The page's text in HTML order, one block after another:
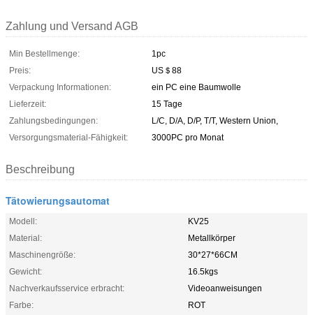
Zahlung und Versand AGB
Min Bestellmenge:
1pc
Preis:
US＄88
Verpackung Informationen:
ein PC eine Baumwolle
Lieferzeit:
15 Tage
Zahlungsbedingungen:
L/C, D/A, D/P, T/T, Western Union,
Versorgungsmaterial-Fähigkeit:
3000PC pro Monat
Beschreibung
Tätowierungsautomat
Modell:
KV25
Material:
Metallkörper
Maschinengröße:
30*27*66CM
Gewicht:
16.5kgs
Nachverkaufsservice erbracht:
Videoanweisungen
Farbe:
ROT